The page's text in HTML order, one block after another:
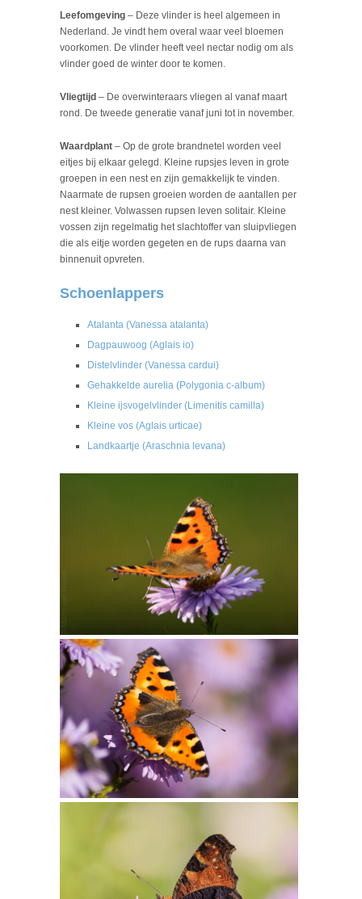
Leefomgeving – Deze vlinder is heel algemeen in
Nederland. Je vindt hem overal waar veel bloemen
voorkomen. De vlinder heeft veel nectar nodig om als
vlinder goed de winter door te komen.
Vliegtijd – De overwinteraars vliegen al vanaf maart
rond. De tweede generatie vanaf juni tot in november.
Waardplant – Op de grote brandnetel worden veel
eitjes bij elkaar gelegd. Kleine rupsjes leven in grote
groepen in een nest en zijn gemakkelijk te vinden.
Naarmate de rupsen groeien worden de aantallen per
nest kleiner. Volwassen rupsen leven solitair. Kleine
vossen zijn regelmatig het slachtoffer van sluipvliegen
die als eitje worden gegeten en de rups daarna van
binnenuit opvreten.
Schoenlappers
Atalanta (Vanessa atalanta)
Dagpauwoog (Aglais io)
Distelvlinder (Vanessa cardui)
Gehakkelde aurelia (Polygonia c-album)
Kleine ijsvogelvlinder (Limenitis camilla)
Kleine vos (Aglais urticae)
Landkaartje (Araschnia levana)